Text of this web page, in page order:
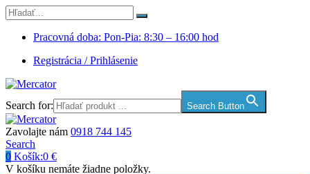
Pracovná doba: Pon-Pia: 8:30 – 16:00 hod
Registrácia / Prihlásenie
Search for: Search Button
Zavolajte nám 0918 744 145
Search
0 Košík:0 €
V košíku nemáte žiadne položky.